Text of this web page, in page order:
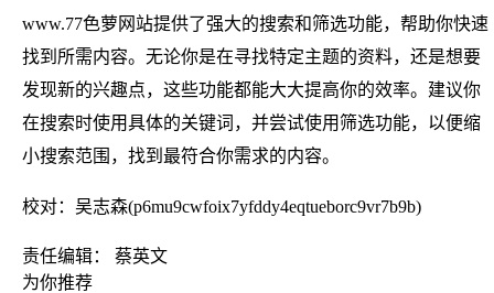
www.77色萝网站提供了强大的搜索和筛选功能，帮助你快速
找到所需内容。无论你是在寻找特定主题的资料，还是想要
发现新的兴趣点，这些功能都能大大提高你的效率。建议你
在搜索时使用具体的关键词，并尝试使用筛选功能，以便缩
小搜索范围，找到最符合你需求的内容。
校对：吴志森(p6mu9cwfoix7yfddy4eqtueborc9vr7b9b)
责任编辑： 蔡英文
为你推荐